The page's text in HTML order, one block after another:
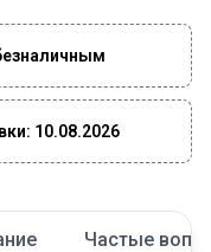
10.08.2026
Частые